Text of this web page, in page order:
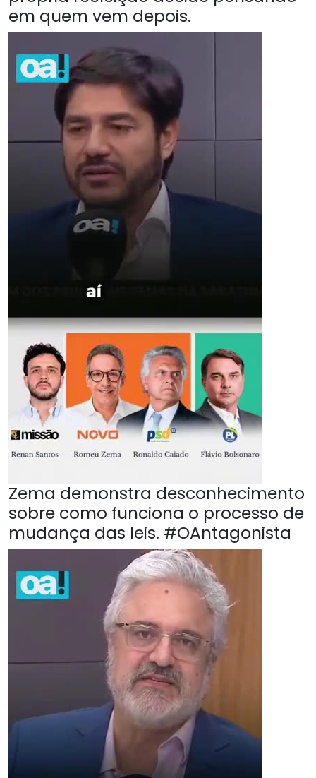
em quem vem depois.
Zema demonstra desconhecimento
sobre como funciona o processo de
mudança das leis. #OAntagonista